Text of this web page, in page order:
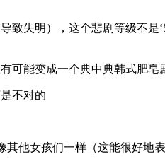
明），这个悲剧等级不是‘
可能变成一个典中典韩式肥皂
不对的
他女孩们一样（这能很好地